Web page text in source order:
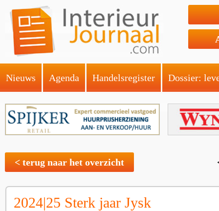
Nieuws Agenda Handelsregister Dossier:
< terug naar het overzicht
2024|25 Sterk jaar Jysk